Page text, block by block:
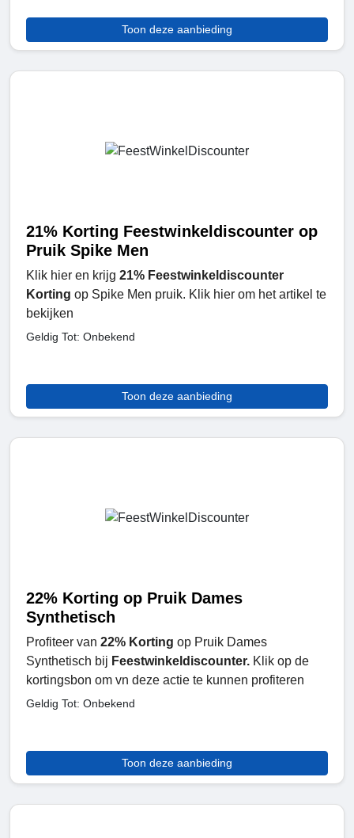
Toon deze aanbieding
21% Korting Feestwinkeldiscounter op
Pruik Spike Men
Klik hier en krijg 21% Feestwinkeldiscounter
Korting op Spike Men pruik. Klik hier om het artikel te
bekijken
Geldig Tot: Onbekend
Toon deze aanbieding
22% Korting op Pruik Dames
Synthetisch
Profiteer van 22% Korting op Pruik Dames
Synthetisch bij Feestwinkeldiscounter. Klik op de
kortingsbon om vn deze actie te kunnen profiteren
Geldig Tot: Onbekend
Toon deze aanbieding